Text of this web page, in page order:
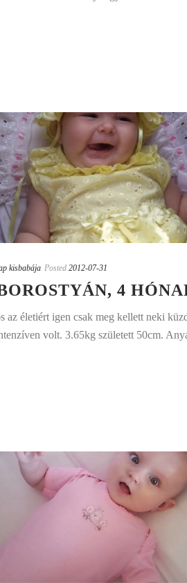
kisbabája Posted 2012-07-31
4
az életiért igen csak meg kellett neki
volt. 3.65kg született 50cm.